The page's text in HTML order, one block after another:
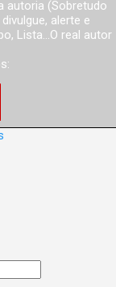
autoria (Sobretudo
alerte e
Lista...O real autor